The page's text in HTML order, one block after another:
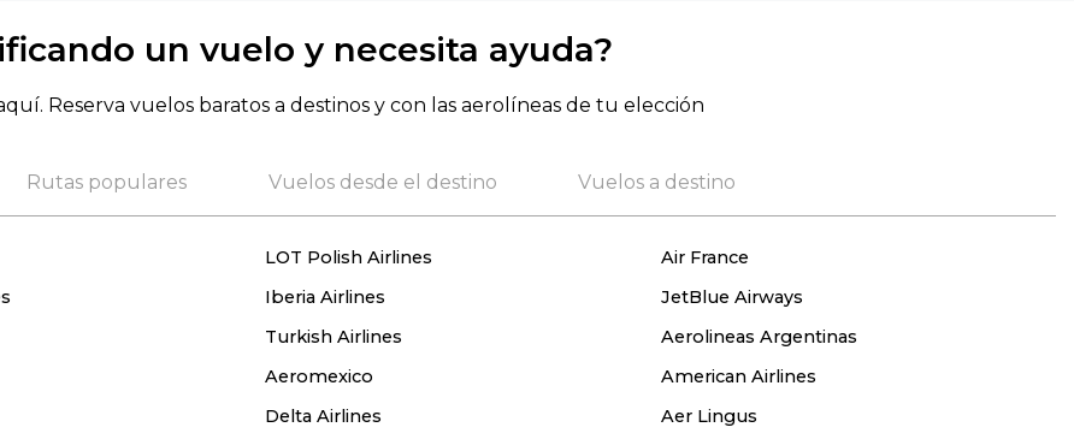
un vuelo y necesita ayuda?
Reserva vuelos baratos a destinos y con las aerolíneas de tu elección
Rutas populares Vuelos desde el destino Vuelos a destino
LOT Polish Airlines
Air France
Iberia Airlines
JetBlue Airways
Turkish Airlines
Aerolineas Argentinas
Aeromexico
American Airlines
Delta Airlines Aer Lingus